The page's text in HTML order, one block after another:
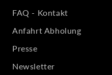
FAQ - Kontakt
Anfahrt Abholung
Presse
Newsletter